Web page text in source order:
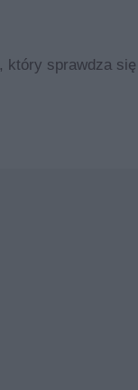
sprawdza